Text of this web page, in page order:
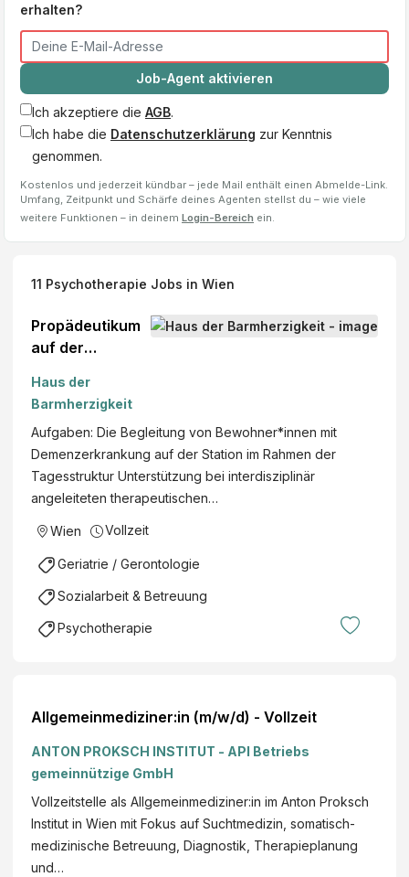
erhalten?
Job-Agent aktivieren
Ich akzeptiere die AGB.
Ich habe die Datenschutzerklärung zur Kenntnis
genommen.
Kostenlos und jederzeit kündbar – jede Mail enthält einen Abmelde-Link.
Umfang, Zeitpunkt und Schärfe deines Agenten stellst du – wie viele
weitere Funktionen – in deinem Login-Bereich ein.
11 Psychotherapie Jobs in Wien
Propädeutikum
auf der
all genders 1220
Wien,
Tokiostraße |
Therapie /
Sozialbetreuung
(SOB, FSB,DSB)
Haus der
Barmherzigkeit
Aufgaben: Die Begleitung von Bewohner*innen mit
Demenzerkrankung auf der Station im Rahmen der
Tagesstruktur Unterstützung bei interdisziplinär
angeleiteten therapeutischen…
Wien Vollzeit
Geriatrie / Gerontologie
Sozialarbeit & Betreuung
Psychotherapie
Allgemeinmediziner:in (m/w/d) - Vollzeit
ANTON PROKSCH INSTITUT - API Betriebs
gemeinnützige GmbH
Vollzeitstelle als Allgemeinmediziner:in im Anton Proksch
Institut in Wien mit Fokus auf Suchtmedizin, somatisch-
medizinische Betreuung, Diagnostik, Therapieplanung
und…